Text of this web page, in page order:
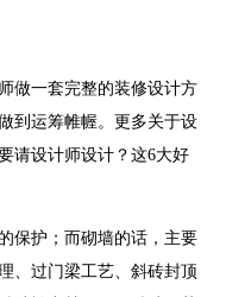
做一套完整的装修设计方
到运筹帷幄。更多关于设
请设计师设计？这6大好
保护；而砌墙的话，主要
、过门梁工艺、斜砖封顶